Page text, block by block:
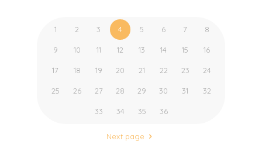
1 2 3 4 5 6 7 8
9 10 11 12 13 14 15 16
17 18 19 20 21 22 23 24
25 26 27 28 29 30 31 32
33 34 35 36
Next page